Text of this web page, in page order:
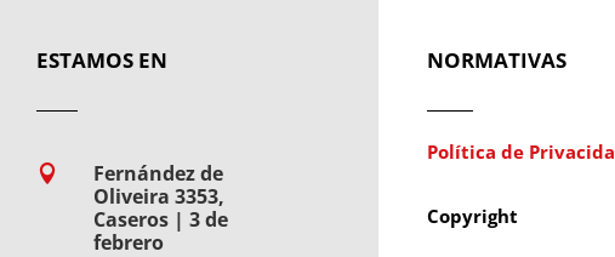
ESTAMOS EN

Fernández de
Oliveira 3353,
Caseros | 3 de
febrero
NORMATIVAS
Política de
Copyright